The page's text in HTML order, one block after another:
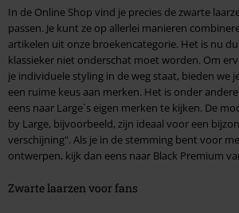
In de Online Shop vind je precies de zwarte
passen. Je kunt ze op allerlei manieren
artikelen uit onze broekencategorie. Het is nu
klassieker niet onderschat moet worden. Om
je individuele styling in de weg staat, bieden we
een ruime keus aan merken. Het is onder
eens naar Large`s eigen merken te kijken. De
by Large, bijvoorbeeld, zijn ideaal voor een
verschijning". Als je in de stemming bent voor
ontwerpen, kijk dan eens naar Black Premium
Zwarte laarzen voor fans